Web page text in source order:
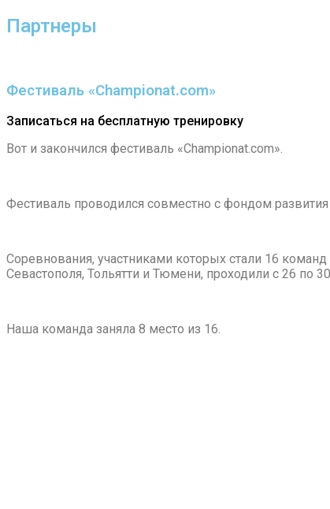
Партнеры
Фестиваль «Championat.com»
Записаться на бесплатную тренировку
Вот и закончился фестиваль «Championat.com».
Фестиваль проводился совместно с фондом
Соревнования, участниками которых стали 16
Севастополя, Тольятти и Тюмени, проходили с 26 по
Наша команда заняла 8 место из 16.